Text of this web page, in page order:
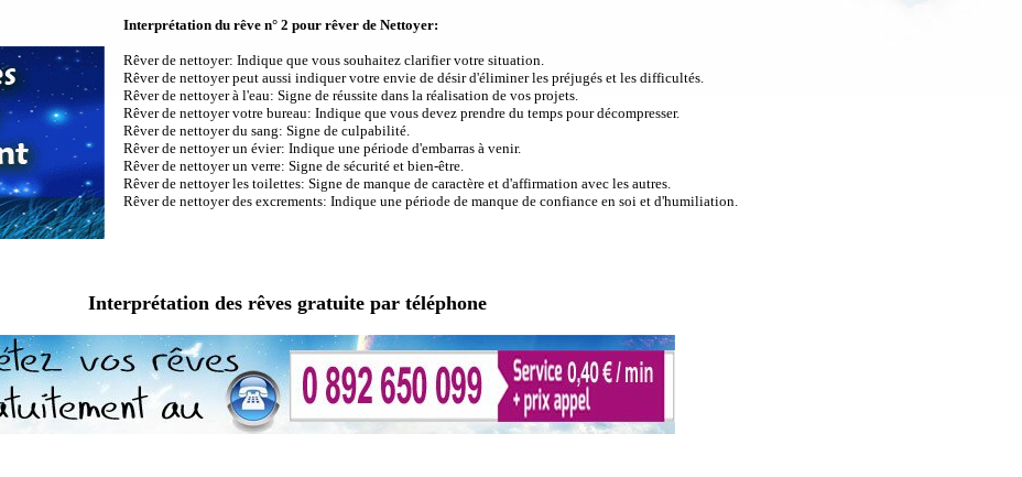
Interprétation du rêve n° 2 pour rêver de Nettoyer:
Rêver de nettoyer: Indique que vous souhaitez clarifier votre situation.
Rêver de nettoyer peut aussi indiquer votre envie de désir d'éliminer les préjugés et les difficultés.
Rêver de nettoyer à l'eau: Signe de réussite dans la réalisation de vos projets.
Rêver de nettoyer votre bureau: Indique que vous devez prendre du temps pour décompresser.
Rêver de nettoyer du sang: Signe de culpabilité.
Rêver de nettoyer un évier: Indique une période d'embarras à venir.
Rêver de nettoyer un verre: Signe de sécurité et bien-être.
Rêver de nettoyer les toilettes: Signe de manque de caractère et d'affirmation avec les autres.
Rêver de nettoyer des excrements: Indique une période de manque de confiance en soi et d'humiliation.
Interprétation des rêves gratuite par téléphone